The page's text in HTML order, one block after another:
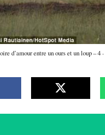
d’amour entre un ours et un loup – 4